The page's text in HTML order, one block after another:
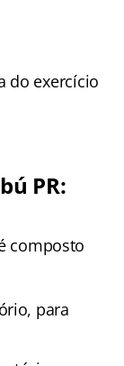
do exercício
PR:
composto
para